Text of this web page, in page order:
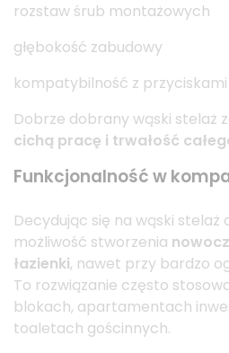
rozstaw śrub montażowych
głębokość zabudowy
kompatybilność z przyciskami
Dobrze dobrany wąski stelaż
cichą pracę i trwałość
Funkcjonalność w
Decydując się na wąski stelaż
możliwość stworzenia
łazienki, nawet przy bardzo
To rozwiązanie często
blokach, apartamentach
toaletach gościnnych.